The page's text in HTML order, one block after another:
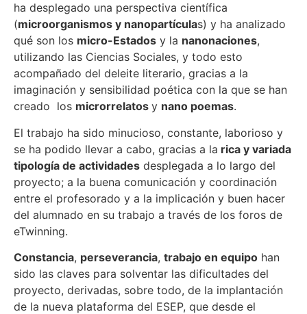
ha desplegado una perspectiva científica
(microorganismos y nanopartículas) y ha analizado
qué son los micro-Estados y la nanonaciones,
utilizando las Ciencias Sociales, y todo esto
acompañado del deleite literario, gracias a la
imaginación y sensibilidad poética con la que se han
creado los microrrelatos y nano poemas.
El trabajo ha sido minucioso, constante, laborioso y
se ha podido llevar a cabo, gracias a la rica y variada
tipología de actividades desplegada a lo largo del
proyecto; a la buena comunicación y coordinación
entre el profesorado y a la implicación y buen hacer
del alumnado en su trabajo a través de los foros de
eTwinning.
Constancia, perseverancia, trabajo en equipo han
sido las claves para solventar las dificultades del
proyecto, derivadas, sobre todo, de la implantación
de la nueva plataforma del ESEP, que desde el